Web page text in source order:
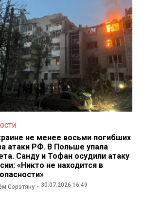
не менее восьми погибших
атаки РФ. В Польше упала
Санду и Тофан осудили атаку
«Никто не находится в
Сэрэтяну 30.07.2026 16:49